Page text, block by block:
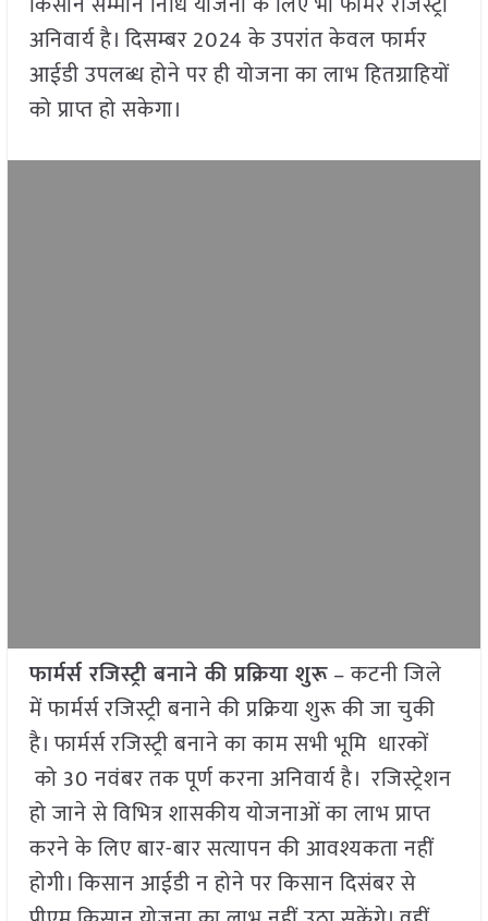
अनिवार्य है। दिसम्बर 2024 के उपरांत केवल फार्मर
आईडी उपलब्ध होने पर ही योजना का लाभ हितग्राहियों
को प्राप्त हो सकेगा।
फार्मर्स रजिस्ट्री बनाने की प्रक्रिया शुरू– कटनी जिले
में फार्मर्स रजिस्ट्री बनाने की प्रक्रिया शुरू की जा चुकी
है। फार्मर्स रजिस्ट्री बनाने का काम सभी भूमि धारकों
को 30 नवंबर तक पूर्ण करना अनिवार्य है। रजिस्ट्रेशन
हो जाने से विभित्र शासकीय योजनाओं का लाभ प्राप्त
करने के लिए बार-बार सत्यापन की आवश्यकता नहीं
होगी। किसान आईडी न होने पर किसान दिसंबर से